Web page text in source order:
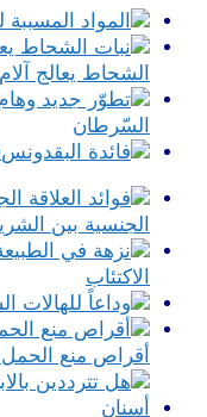
الشحاط يعالج
السّرطان
الجنسية بين
الاكتئاب
أقراص منع